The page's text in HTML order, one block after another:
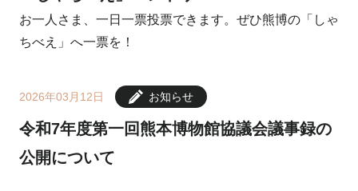
お一人さま、一日一票投票できます。ぜひ熊博の「しゃ
ちべえ」へ一票を！
2026年03月12日 お知らせ
令和7年度第一回熊本博物館協議会議事録の
公開について